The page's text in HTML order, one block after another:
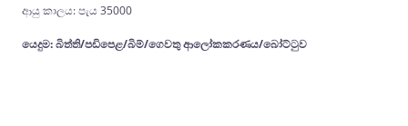
ආයු කාලය: පැය 35000
යෙදුම: බිත්ති/පඩිපෙළ/බිම්/ගෙවතු ආලෝකකරණය/බෝට්ටුව